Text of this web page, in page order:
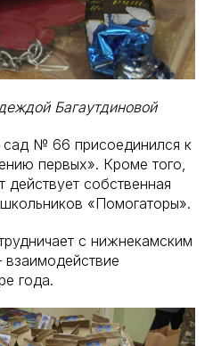
Багаутдиновой
сад № 66 присоединился к
первых». Кроме того,
действует собственная
«Помогаторы».
с нижнекамским
года.